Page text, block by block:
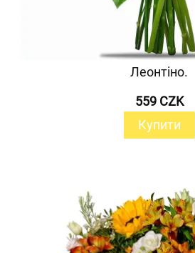
Леонтіно.
559 CZK
Купити